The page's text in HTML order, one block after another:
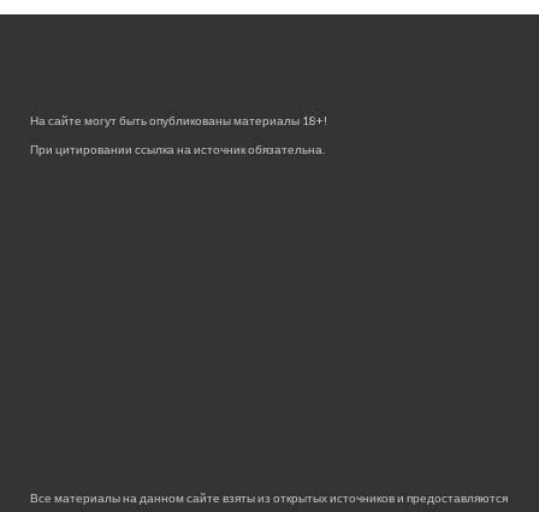
На сайте могут быть опубликованы материалы 18+!
При цитировании ссылка на источник обязательна.
Все материалы на данном сайте взяты из открытых источников и предоставляются